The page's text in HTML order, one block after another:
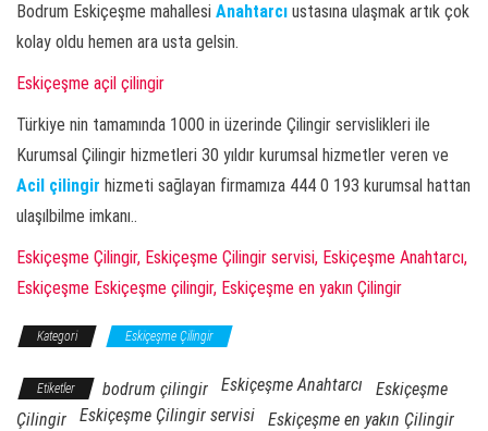
Bodrum Eskiçeşme mahallesi Anahtarcı ustasına ulaşmak artık çok
kolay oldu hemen ara usta gelsin.
Eskiçeşme açil çilingir
Türkiye nin tamamında 1000 in üzerinde Çilingir servislikleri ile
Kurumsal Çilingir hizmetleri 30 yıldır kurumsal hizmetler veren ve
Acil çilingir hizmeti sağlayan firmamıza 444 0 193 kurumsal hattan
ulaşılbilme imkanı..
Eskiçeşme Çilingir, Eskiçeşme Çilingir servisi, Eskiçeşme Anahtarcı,
Eskiçeşme Eskiçeşme çilingir, Eskiçeşme en yakın Çilingir
Kategori Eskiçeşme Çilingir
Etiketler bodrum çilingir Eskiçeşme Anahtarcı
Eskiçeşme
Çilingir
Eskiçeşme Çilingir servisi
Eskiçeşme en yakın Çilingir